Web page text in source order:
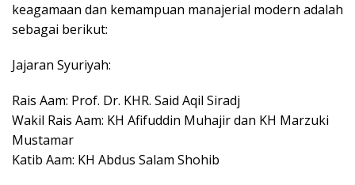
keagamaan dan kemampuan manajerial modern adalah
sebagai berikut:
Jajaran Syuriyah:
Rais Aam: Prof. Dr. KHR. Said Aqil Siradj
Wakil Rais Aam: KH Afifuddin Muhajir dan KH Marzuki
Mustamar
Katib Aam: KH Abdus Salam Shohib